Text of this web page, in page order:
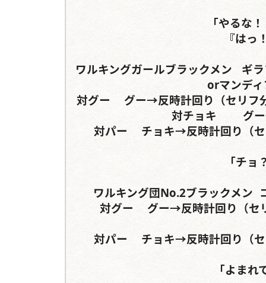
「やるな
『は
ワルキングガールブラックメン	ギラファノコギリクワガタ	パラワンオオヒラタクワガタ
orマンデ
対グー	グー→反時計回り（セリフ分岐あり）	グー→反時計回り（セリフ分岐あり）
対チョキ		グー→反時計回り（セリフ分岐あり）
対パー	チョキ→反時計回り（セリフ分岐）	チョキ→反時計回り（セリフ分岐）
「チ
ワルキング団No.2ブラックメン	コーカサスオオカブト	ヘルクレスリッキーブルー
対グー	グー→反時計回り（セリフ分岐）	グー→反時計回り（セリフ分岐）
対パー	チョキ→反時計回り（セリフ分岐）	チョキ→反時計回り（セリフ分岐）
「よま